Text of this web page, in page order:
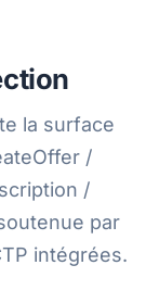
la surface
/
/
par
intégrées.